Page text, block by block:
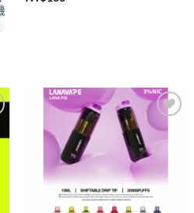
Add to
wishlist